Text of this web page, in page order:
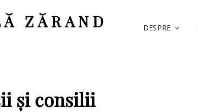
ZĂRAND DESPRE
și consilii